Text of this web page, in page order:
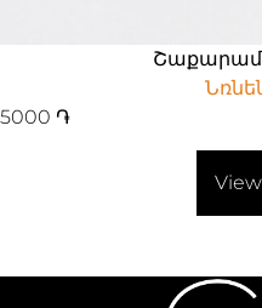
5000 ֏